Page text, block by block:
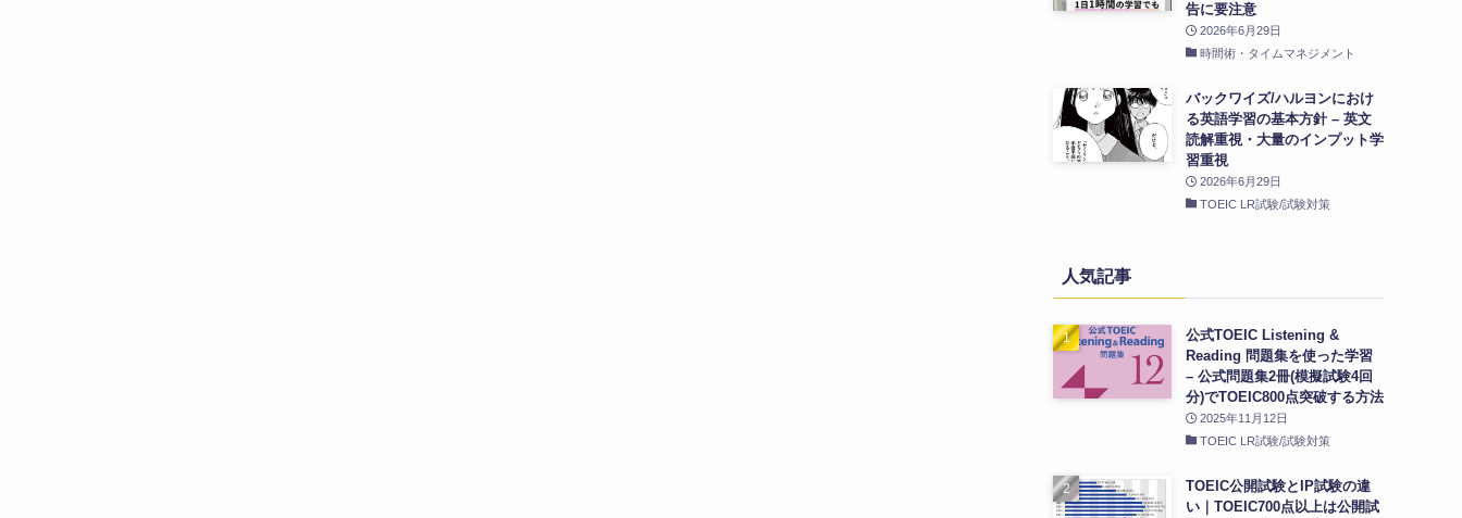
告に要注意
2026年6月29日
時間術・タイムマネジメント
バックワイズ/ハルヨンにおけ
る英語学習の基本方針 – 英文
読解重視・大量のインプット学
習重視
2026年6月29日
TOEIC LR試験/試験対策
人気記事
公式TOEIC Listening &
Reading 問題集を使った学習
– 公式問題集2冊(模擬試験4回
分)でTOEIC800点突破する方法
2025年11月12日
TOEIC LR試験/試験対策
TOEIC公開試験とIP試験の違
い｜TOEIC700点以上は公開試